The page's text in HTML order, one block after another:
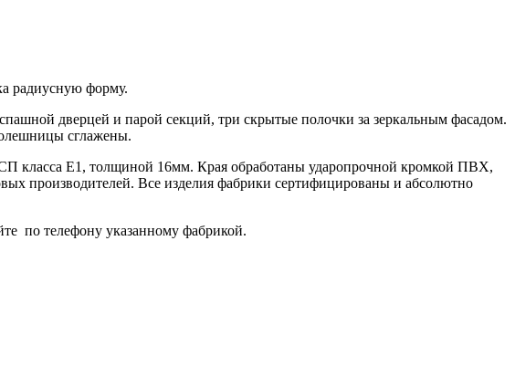
радиусную форму.
дверцей и парой секций, три скрытые полочки за зеркальным фасадом.
сглажены.
класса Е1, толщиной 16мм. Края обработаны ударопрочной кромкой ПВХ,
производителей. Все изделия фабрики сертифицированы и абсолютно
по телефону указанному фабрикой.